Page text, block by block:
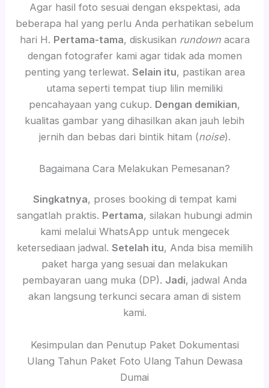
Agar hasil foto sesuai dengan ekspektasi, ada
beberapa hal yang perlu Anda perhatikan sebelum
hari H. Pertama-tama, diskusikan rundownacara
dengan fotografer kami agar tidak ada momen
penting yang terlewat. Selain itu, pastikan area
utama seperti tempat tiup lilin memiliki
pencahayaan yang cukup. Dengan demikian,
kualitas gambar yang dihasilkan akan jauh lebih
jernih dan bebas dari bintik hitam (noise).
Bagaimana Cara Melakukan Pemesanan?
Singkatnya, proses booking di tempat kami
sangatlah praktis. Pertama, silakan hubungi admin
kami melalui WhatsApp untuk mengecek
ketersediaan jadwal. Setelah itu, Anda bisa memilih
paket harga yang sesuai dan melakukan
pembayaran uang muka (DP). Jadi, jadwal Anda
akan langsung terkunci secara aman di sistem
kami.
Kesimpulan dan Penutup Paket Dokumentasi
Ulang Tahun Paket Foto Ulang Tahun Dewasa
Dumai